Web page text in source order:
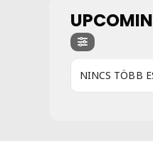
NINCS TÖBB